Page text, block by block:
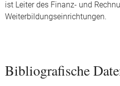
ist Leiter des Finanz- und
Weiterbildungseinrichtungen.
Bibliografische